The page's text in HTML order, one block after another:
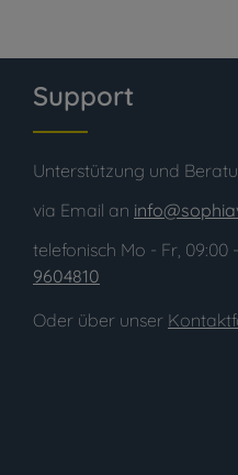
Support
Unterstützung und
via Email an
telefonisch Mo - Fr, 09:00
9604810
Oder über unser